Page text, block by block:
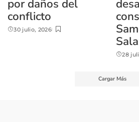
por daños del
conflicto
30 julio, 2026
28
Cargar Más